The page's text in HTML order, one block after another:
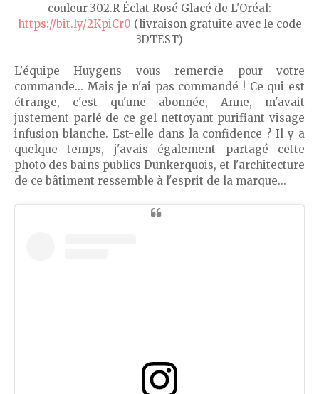
couleur 302.R Éclat Rosé Glacé de L'Oréal:
https://bit.ly/2KpiCr0 (livraison gratuite avec le code
3DTEST)
L'équipe Huygens vous remercie pour votre
commande... Mais je n'ai pas commandé ! Ce qui est
étrange, c'est qu'une abonnée, Anne, m'avait
justement parlé de ce gel nettoyant purifiant visage
infusion blanche. Est-elle dans la confidence ? Il y a
quelque temps, j'avais également partagé cette
photo des bains publics Dunkerquois, et l'architecture
de ce bâtiment ressemble à l'esprit de la marque...